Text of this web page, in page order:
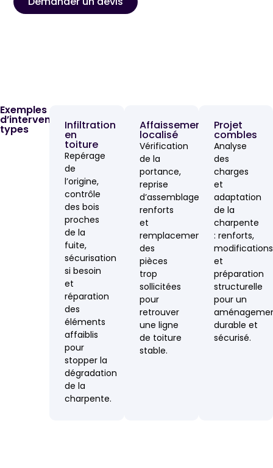
Exemples
d’interventions
types Infiltration
en
toiture
Repérage
de
l’origine,
contrôle
des bois
proches
de la
fuite,
sécurisation
si besoin
et
réparation
des
éléments
affaiblis
pour
stopper la
dégradation
de la
charpente.
Affaissement
localisé
Vérification
de la
portance,
reprise
d’assemblages,
renforts
et
remplacement
des
pièces
trop
sollicitées
pour
retrouver
une ligne
de toiture
stable.
Projet
combles
Analyse
des
charges
et
adaptation
de la
charpente
: renforts,
modifications
et
préparation
structurelle
pour un
durable et
sécurisé.